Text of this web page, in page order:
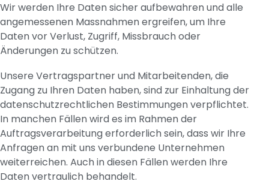
Wir werden Ihre Daten sicher aufbewahren und alle
angemessenen Massnahmen ergreifen, um Ihre
Daten vor Verlust, Zugriff, Missbrauch oder
Änderungen zu schützen.
Unsere Vertragspartner und Mitarbeitenden, die
Zugang zu Ihren Daten haben, sind zur Einhaltung der
datenschutzrechtlichen Bestimmungen verpflichtet.
In manchen Fällen wird es im Rahmen der
Auftragsverarbeitung erforderlich sein, dass wir Ihre
Anfragen an mit uns verbundene Unternehmen
weiterreichen. Auch in diesen Fällen werden Ihre
Daten vertraulich behandelt.